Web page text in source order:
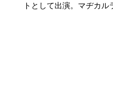
トとして出演。マヂカル